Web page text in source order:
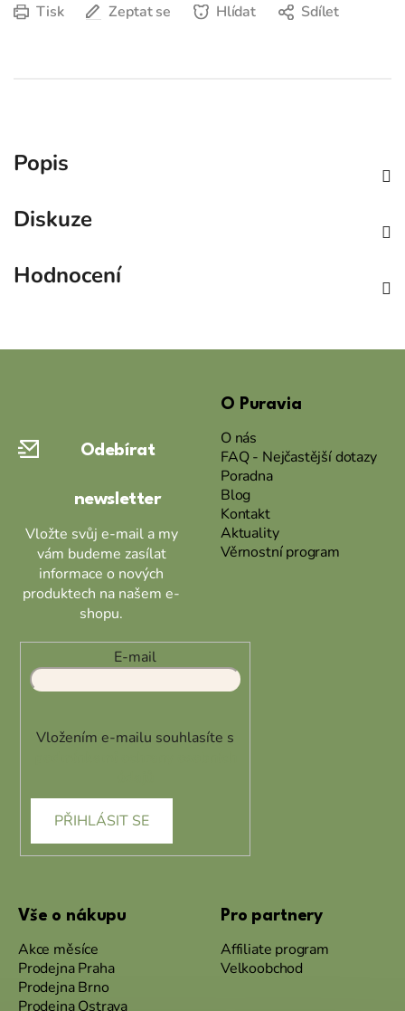
Tisk Zeptat se Hlídat Sdílet
Popis
Diskuze
Hodnocení
Odebírat
newsletter
Vložte svůj e-mail a my
vám budeme zasílat
informace o nových
produktech na našem e-
shopu.
E-mail
Vložením e-mailu souhlasíte s
PŘIHLÁSIT SE
O Puravia
O nás
FAQ - Nejčastější dotazy
Poradna
Blog
Kontakt
Aktuality
Věrnostní program
Vše o nákupu
Akce měsíce
Prodejna Praha
Prodejna Brno
Prodejna Ostrava
Pro partnery
Affiliate program
Velkoobchod